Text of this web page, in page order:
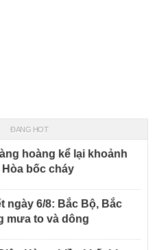
ĐANG HOT
hoàng kể lại khoảnh
bốc cháy
ngày 6/8: Bắc Bộ, Bắc
mưa to và dông